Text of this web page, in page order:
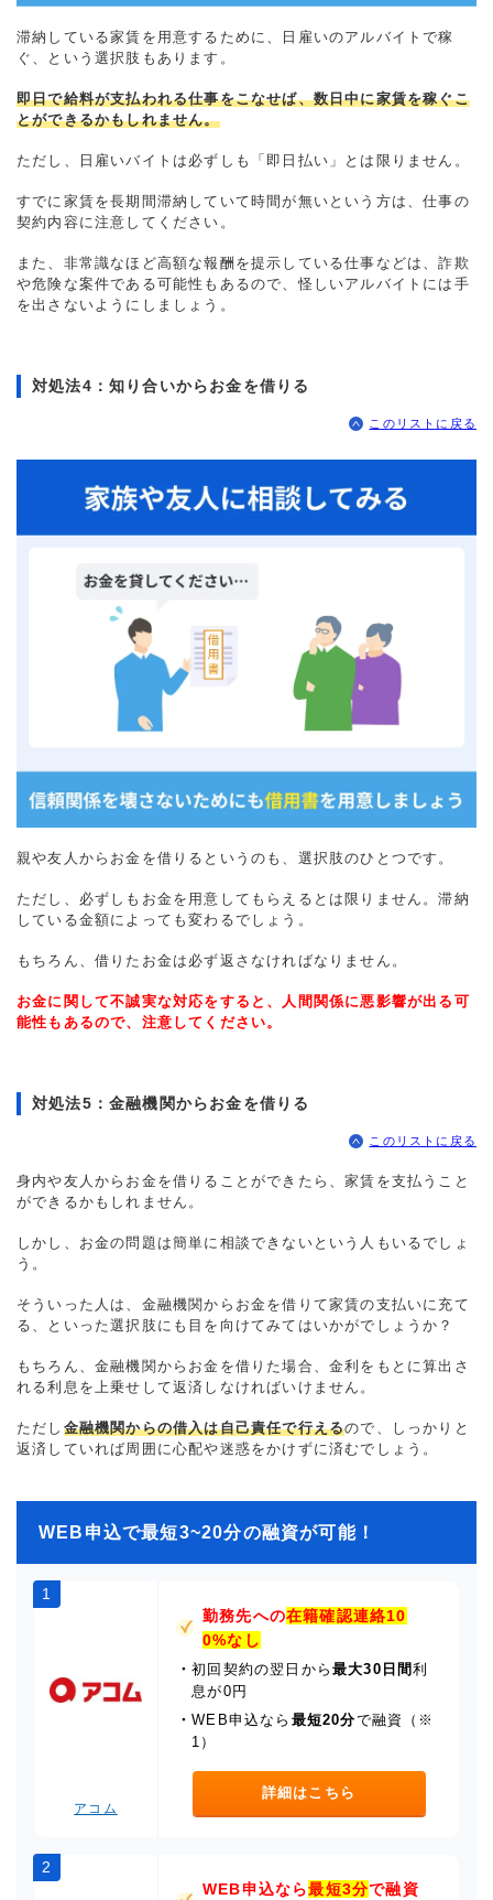
滞納している家賃を用意するために、日雇いのアルバイトで稼
ぐ、という選択肢もあります。
即日で給料が支払われる仕事をこなせば、数日中に家賃を稼ぐこ
とができるかもしれません。
ただし、日雇いバイトは必ずしも「即日払い」とは限りません。
すでに家賃を長期間滞納していて時間が無いという方は、仕事の
契約内容に注意してください。
また、非常識なほど高額な報酬を提示している仕事などは、詐欺
や危険な案件である可能性もあるので、怪しいアルバイトには手
を出さないようにしましょう。
対処法4：知り合いからお金を借りる
このリストに戻る
親や友人からお金を借りるというのも、選択肢のひとつです。
ただし、必ずしもお金を用意してもらえるとは限りません。滞納
している金額によっても変わるでしょう。
もちろん、借りたお金は必ず返さなければなりません。
お金に関して不誠実な対応をすると、人間関係に悪影響が出る可
能性もあるので、注意してください。
対処法5：金融機関からお金を借りる
このリストに戻る
身内や友人からお金を借りることができたら、家賃を支払うこと
ができるかもしれません。
しかし、お金の問題は簡単に相談できないという人もいるでしょ
う。
そういった人は、金融機関からお金を借りて家賃の支払いに充て
る、といった選択肢にも目を向けてみてはいかがでしょうか？
もちろん、金融機関からお金を借りた場合、金利をもとに算出さ
れる利息を上乗せして返済しなければいけません。
ただし 金融機関からの借入は自己責任で行えるので、しっかりと
返済していれば周囲に心配や迷惑をかけずに済むでしょう。
WEB申込で最短3~20分の融資が可能！
1
アコム
勤務先への在籍確認連絡10
0%なし
・初回契約の翌日から最大30日間利
息が0円
・WEB申込なら 最短20分で融資（※
1）
詳細はこちら
2
WEB申込なら最短3分で融資